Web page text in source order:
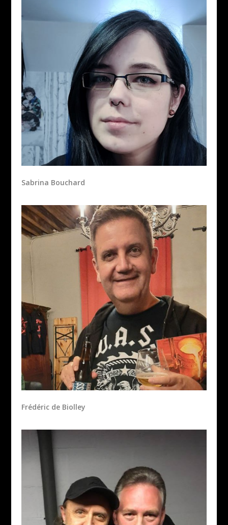
Sabrina Bouchard
Frédéric de Biolley